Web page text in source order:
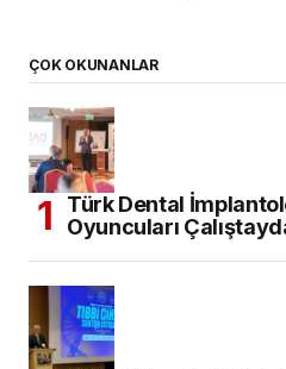
ÇOK OKUNANLAR
Türk Dental
Oyuncuları